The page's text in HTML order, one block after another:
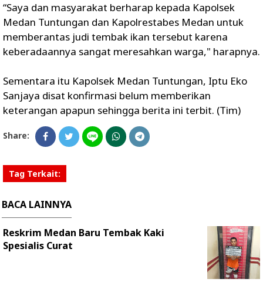
“Saya dan masyarakat berharap kepada Kapolsek
Medan Tuntungan dan Kapolrestabes Medan untuk
memberantas judi tembak ikan tersebut karena
keberadaannya sangat meresahkan warga," harapnya.
Sementara itu Kapolsek Medan Tuntungan, Iptu Eko
Sanjaya disat konfirmasi belum memberikan
keterangan apapun sehingga berita ini terbit. (Tim)
Share:
Tag Terkait:
BACA LAINNYA
Reskrim Medan Baru Tembak Kaki
Spesialis Curat